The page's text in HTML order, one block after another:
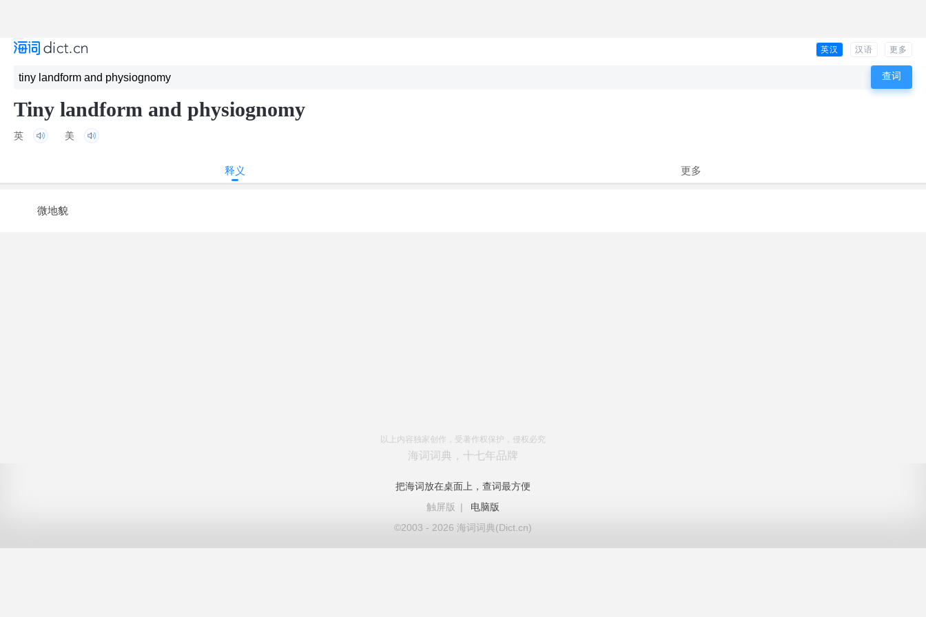
英汉 汉语 更多
Tiny landform and physiognomy
英 美
释义 更多
微地貌
以上内容独家创作，受著作权保护，侵权必究
海词词典，十七年品牌
把海词放在桌面上，查词最方便
触屏版
|
电脑版
©2003 - 2026 海词词典(Dict.cn)